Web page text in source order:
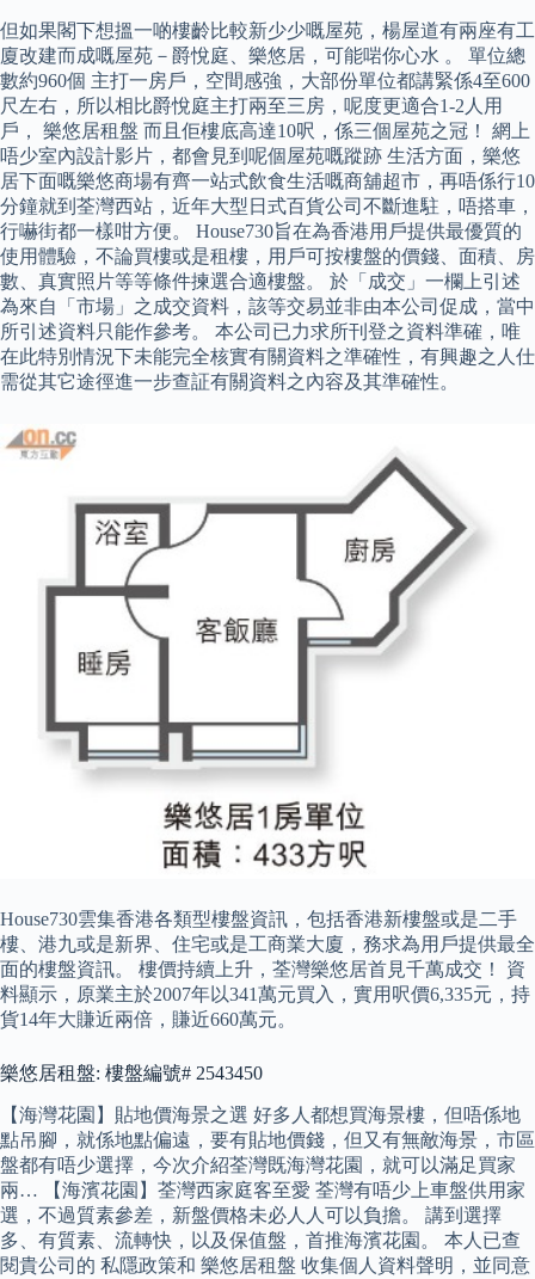
但如果閣下想搵一啲樓齡比較新少少嘅屋苑，楊屋道有兩座有工
廈改建而成嘅屋苑－爵悅庭、樂悠居，可能啱你心水 。 單位總
數約960個 主打一房戶，空間感強，大部份單位都講緊係4至600
尺左右，所以相比爵悅庭主打兩至三房，呢度更適合1-2人用
戶， 樂悠居租盤 而且佢樓底高達10呎，係三個屋苑之冠！ 網上
唔少室內設計影片，都會見到呢個屋苑嘅蹤跡 生活方面，樂悠
居下面嘅樂悠商場有齊一站式飲食生活嘅商舖超市，再唔係行10
分鐘就到荃灣西站，近年大型日式百貨公司不斷進駐，唔搭車，
行嚇街都一樣咁方便。 House730旨在為香港用戶提供最優質的
使用體驗，不論買樓或是租樓，用戶可按樓盤的價錢、面積、房
數、真實照片等等條件揀選合適樓盤。 於「成交」一欄上引述
為來自「市場」之成交資料，該等交易並非由本公司促成，當中
所引述資料只能作參考。 本公司已力求所刊登之資料準確，唯
在此特別情況下未能完全核實有關資料之準確性，有興趣之人仕
需從其它途徑進一步查証有關資料之內容及其準確性。
House730雲集香港各類型樓盤資訊，包括香港新樓盤或是二手
樓、港九或是新界、住宅或是工商業大廈，務求為用戶提供最全
面的樓盤資訊。 樓價持續上升，荃灣樂悠居首見千萬成交！ 資
料顯示，原業主於2007年以341萬元買入，實用呎價6,335元，持
貨14年大賺近兩倍，賺近660萬元。
樂悠居租盤: 樓盤編號# 2543450
【海灣花園】貼地價海景之選 好多人都想買海景樓，但唔係地
點吊腳，就係地點偏遠，要有貼地價錢，但又有無敵海景，市區
盤都有唔少選擇，今次介紹荃灣既海灣花園，就可以滿足買家
兩… 【海濱花園】荃灣西家庭客至愛 荃灣有唔少上車盤供用家
選，不過質素參差，新盤價格未必人人可以負擔。 講到選擇
多、有質素、流轉快，以及保值盤，首推海濱花園。 本人已查
閱貴公司的 私隱政策和 樂悠居租盤 收集個人資料聲明，並同意